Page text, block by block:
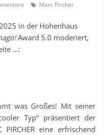
Marc Pircher
in der Hohenhaus
Award 5.0 moderiert,
…:
was Großes! Mit seiner
Typ“ präsentiert der
PIRCHER eine erfrischend